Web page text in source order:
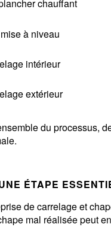
chauffant
à niveau
intérieur
extérieur
du processus,
ÉTAPE
de carrelage et
mal réalisée peut